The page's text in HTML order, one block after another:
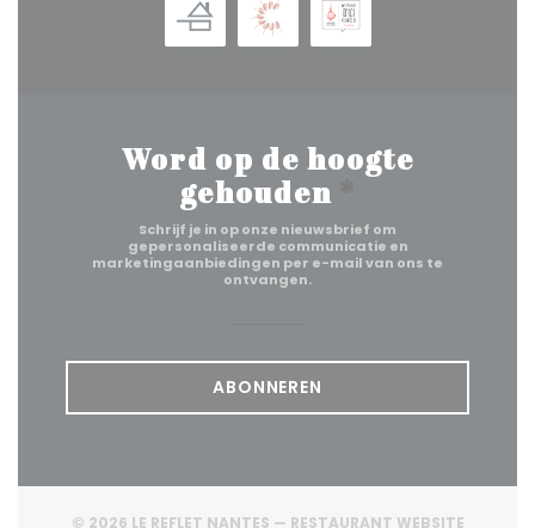
Word op de hoogte
gehouden
Schrijf je in op onze nieuwsbrief om
gepersonaliseerde communicatie en
marketingaanbiedingen per e-mail van ons te
ontvangen.
ABONNEREN
© 2026 LE REFLET NANTES — RESTAURANT WEBSITE